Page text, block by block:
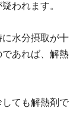
われます。
水分摂取が十
あれば、解熱
ても解熱剤で